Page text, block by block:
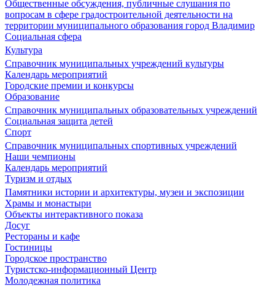
Общественные обсуждения, публичные слушания по
вопросам в сфере градостроительной деятельности на
территории муниципального образования город Владимир
Социальная сфера
Культура
Справочник муниципальных учреждений культуры
Календарь мероприятий
Городские премии и конкурсы
Образование
Справочник муниципальных образовательных учреждений
Социальная защита детей
Спорт
Справочник муниципальных спортивных учреждений
Наши чемпионы
Календарь мероприятий
Туризм и отдых
Памятники истории и архитектуры, музеи и экспозиции
Храмы и монастыри
Объекты интерактивного показа
Досуг
Рестораны и кафе
Гостиницы
Городское пространство
Туристско-информационный Центр
Молодежная политика